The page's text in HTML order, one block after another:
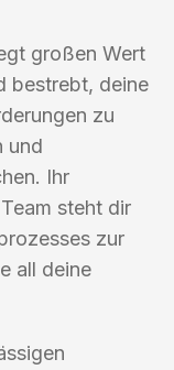
großen Wert
bestrebt, deine
zu
und
Ihr
steht dir
zur
all deine